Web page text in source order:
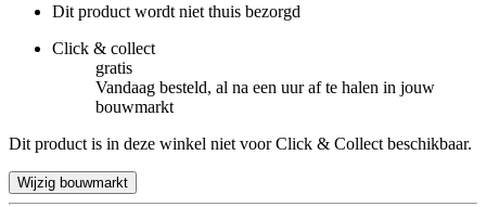
Dit product wordt niet thuis bezorgd
Click & collect
gratis
Vandaag besteld, al na een uur af te halen in jouw
bouwmarkt
Dit product is in deze winkel niet voor Click & Collect beschikbaar.
Wijzig bouwmarkt